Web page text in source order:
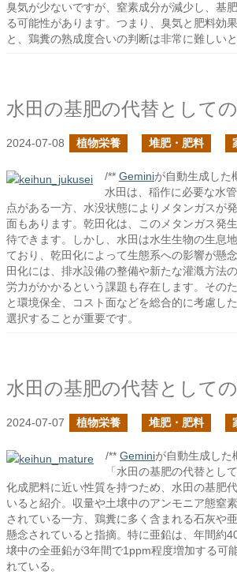
臭気が少ないですが、窒素成分が減少し、基
る可能性があります。つまり、臭気と肥料効
と、鶏糞の熟成度合いの判断は非常に難しいと
水田の基肥の代替として
2024-07-08 植物栄養 堆肥・肥料
/** Geminiが自動生成した
水田は、稲作に必要な水
点がある一方、水没状態によりメタンガスが
面もあります。乾田化は、このメタンガス発
待できます。しかし、水田は水生生物の生息
ており、乾田化によって生態系への影響が懸
田化には、排水設備の整備や新たな灌漑方法
労力がかかるという課題も存在します。その
と環境保全、コスト面などを総合的に考慮し
選択することが重要です。
水田の基肥の代替として
2024-07-07 植物栄養 堆肥・肥料
/** Geminiが自動生成した
「水田の基肥の代替とし
化成肥料に近い性質を持つため、水田の基肥
いると紹介。収量や土壌中のアンモニア態窒
されている一方、鶏糞に多く含まれる石灰や
懸念されていると指摘。特に亜鉛は、年間約
壌中の全亜鉛が3年間で1ppm程度増加する可
れている。